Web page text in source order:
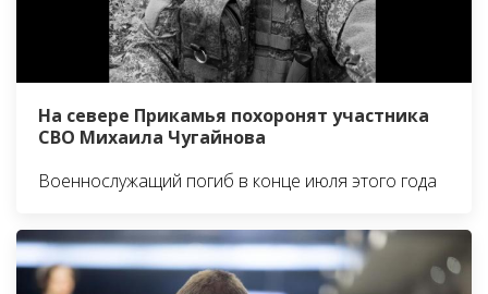
На севере Прикамья похоронят участника
СВО Михаила Чугайнова
Военнослужащий погиб в конце июля этого года